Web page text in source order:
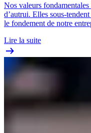
Nos valeurs fondamentales
d’autrui. Elles sous-
le fondement de notre
Lire la suite